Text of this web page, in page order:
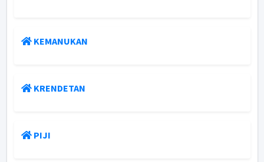
KEMANUKAN
KRENDETAN
PIJI